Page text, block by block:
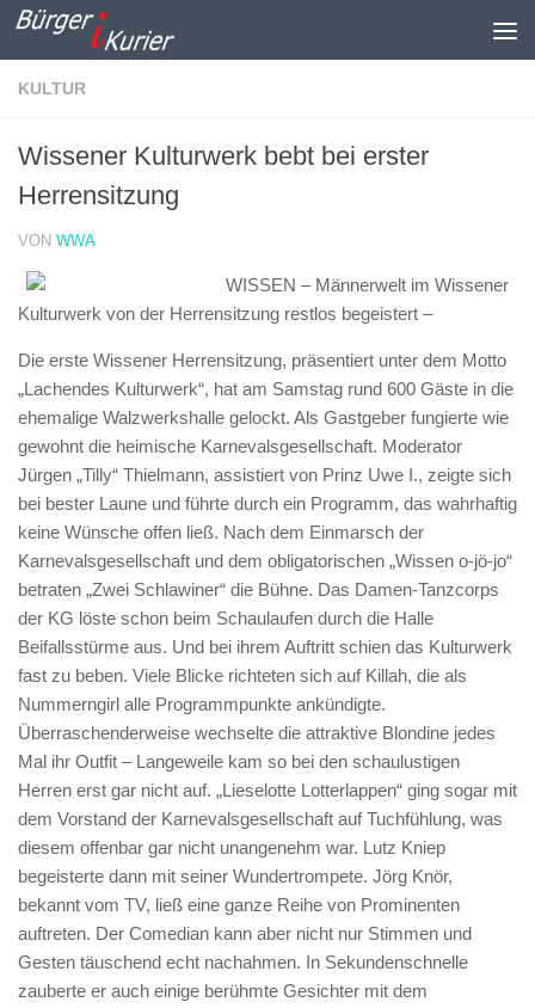
Zum Inhalt springen
KULTUR
Wissener Kulturwerk bebt bei erster
Herrensitzung
VON WWA
WISSEN – Männerwelt im Wissener
Kulturwerk von der Herrensitzung restlos begeistert –
Die erste Wissener Herrensitzung, präsentiert unter dem Motto
„Lachendes Kulturwerk“, hat am Samstag rund 600 Gäste in die
ehemalige Walzwerkshalle gelockt. Als Gastgeber fungierte wie
gewohnt die heimische Karnevalsgesellschaft. Moderator
Jürgen „Tilly“ Thielmann, assistiert von Prinz Uwe I., zeigte sich
bei bester Laune und führte durch ein Programm, das wahrhaftig
keine Wünsche offen ließ. Nach dem Einmarsch der
Karnevalsgesellschaft und dem obligatorischen „Wissen o-jö-jo“
betraten „Zwei Schlawiner“ die Bühne. Das Damen-Tanzcorps
der KG löste schon beim Schaulaufen durch die Halle
Beifallsstürme aus. Und bei ihrem Auftritt schien das Kulturwerk
fast zu beben. Viele Blicke richteten sich auf Killah, die als
Nummerngirl alle Programmpunkte ankündigte.
Überraschenderweise wechselte die attraktive Blondine jedes
Mal ihr Outfit – Langeweile kam so bei den schaulustigen
Herren erst gar nicht auf. „Lieselotte Lotterlappen“ ging sogar mit
dem Vorstand der Karnevalsgesellschaft auf Tuchfühlung, was
diesem offenbar gar nicht unangenehm war. Lutz Kniep
begeisterte dann mit seiner Wundertrompete. Jörg Knör,
bekannt vom TV, ließ eine ganze Reihe von Prominenten
auftreten. Der Comedian kann aber nicht nur Stimmen und
Gesten täuschend echt nachahmen. In Sekundenschnelle
zauberte er auch einige berühmte Gesichter mit dem